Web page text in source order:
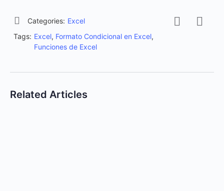
Categories: Excel
Tags: Excel, Formato Condicional en Excel,
Funciones de Excel
Related Articles